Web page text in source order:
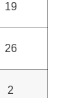
19
26
2